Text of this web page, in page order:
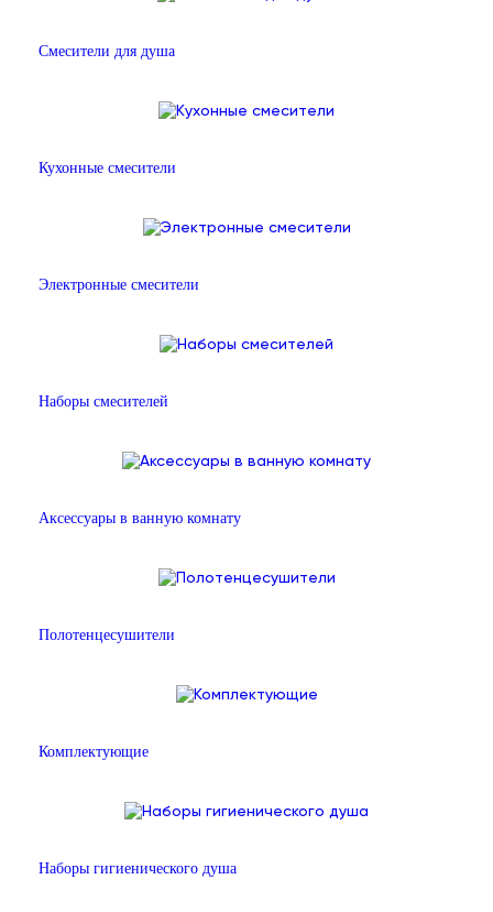
Смесители для душа
Кухонные смесители
Электронные смесители
Наборы смесителей
Аксессуары в ванную комнату
Полотенцесушители
Комплектующие
Наборы гигиенического душа